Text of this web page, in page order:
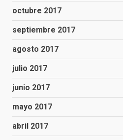
octubre 2017
septiembre 2017
agosto 2017
julio 2017
junio 2017
mayo 2017
abril 2017